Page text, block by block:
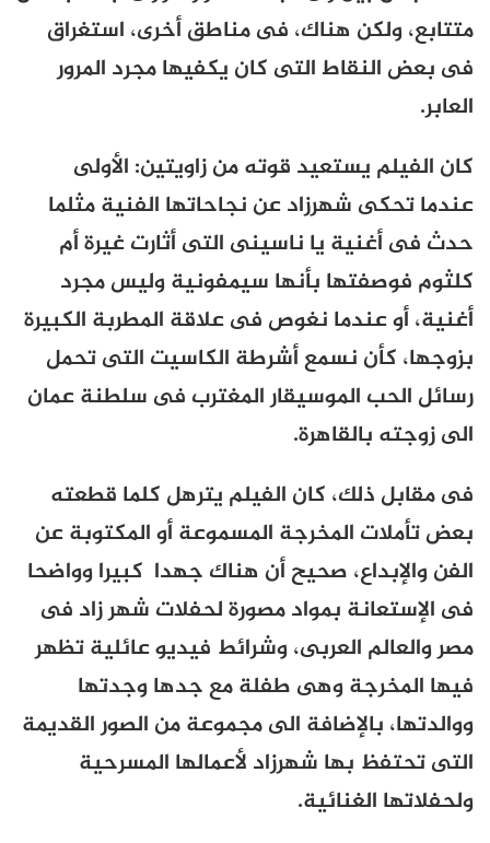
متتابع، ولكن هناك، فى مناطق أخرى، استغراق
فى بعض النقاط التى كان يكفيها مجرد المرور
العابر.
كان الفيلم يستعيد قوته من زاويتين: الأولى
عندما تحكى شهرزاد عن نجاحاتها الفنية مثلما
حدث فى أغنية يا ناسينى التى أثارت غيرة أم
كلثوم فوصفتها بأنها سيمفونية وليس مجرد
أغنية، أو عندما نغوص فى علاقة المطربة الكبيرة
بزوجها، كأن نسمع أشرطة الكاسيت التى تحمل
رسائل الحب الموسيقار المغترب فى سلطنة عمان
الى زوجته بالقاهرة.
فى مقابل ذلك، كان الفيلم يترهل كلما قطعته
بعض تأملات المخرجة المسموعة أو المكتوبة عن
الفن والإبداع، صحيح أن هناك جهدا كبيرا وواضحا
فى الإستعانة بمواد مصورة لحفلات شهر زاد فى
مصر والعالم العربى، وشرائط فيديو عائلية تظهر
فيها المخرجة وهى طفلة مع جدها وجدتها
ووالدتها، بالإضافة الى مجموعة من الصور القديمة
التى تحتفظ بها شهرزاد لأعمالها المسرحية
ولحفلاتها الغنائية.